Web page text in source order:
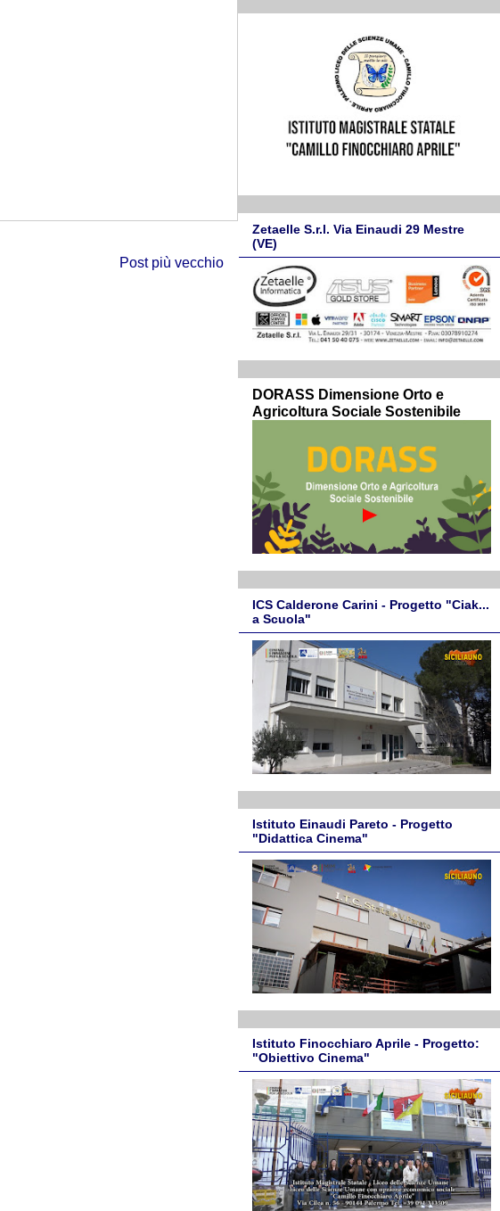
Post più vecchio
Zetaelle S.r.l. Via Einaudi 29 Mestre
(VE)
DORASS Dimensione Orto e
Agricoltura Sociale Sostenibile
ICS Calderone Carini - Progetto "Ciak...
a Scuola"
Istituto Einaudi Pareto - Progetto
"Didattica Cinema"
Istituto Finocchiaro Aprile - Progetto:
"Obiettivo Cinema"